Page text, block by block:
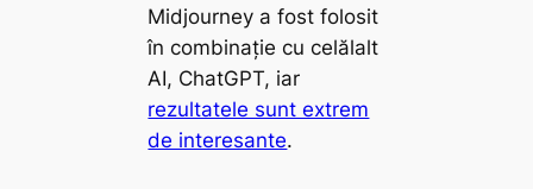
Midjourney a fost folosit
în combinație cu celălalt
AI, ChatGPT, iar
rezultatele sunt extrem
de interesante.